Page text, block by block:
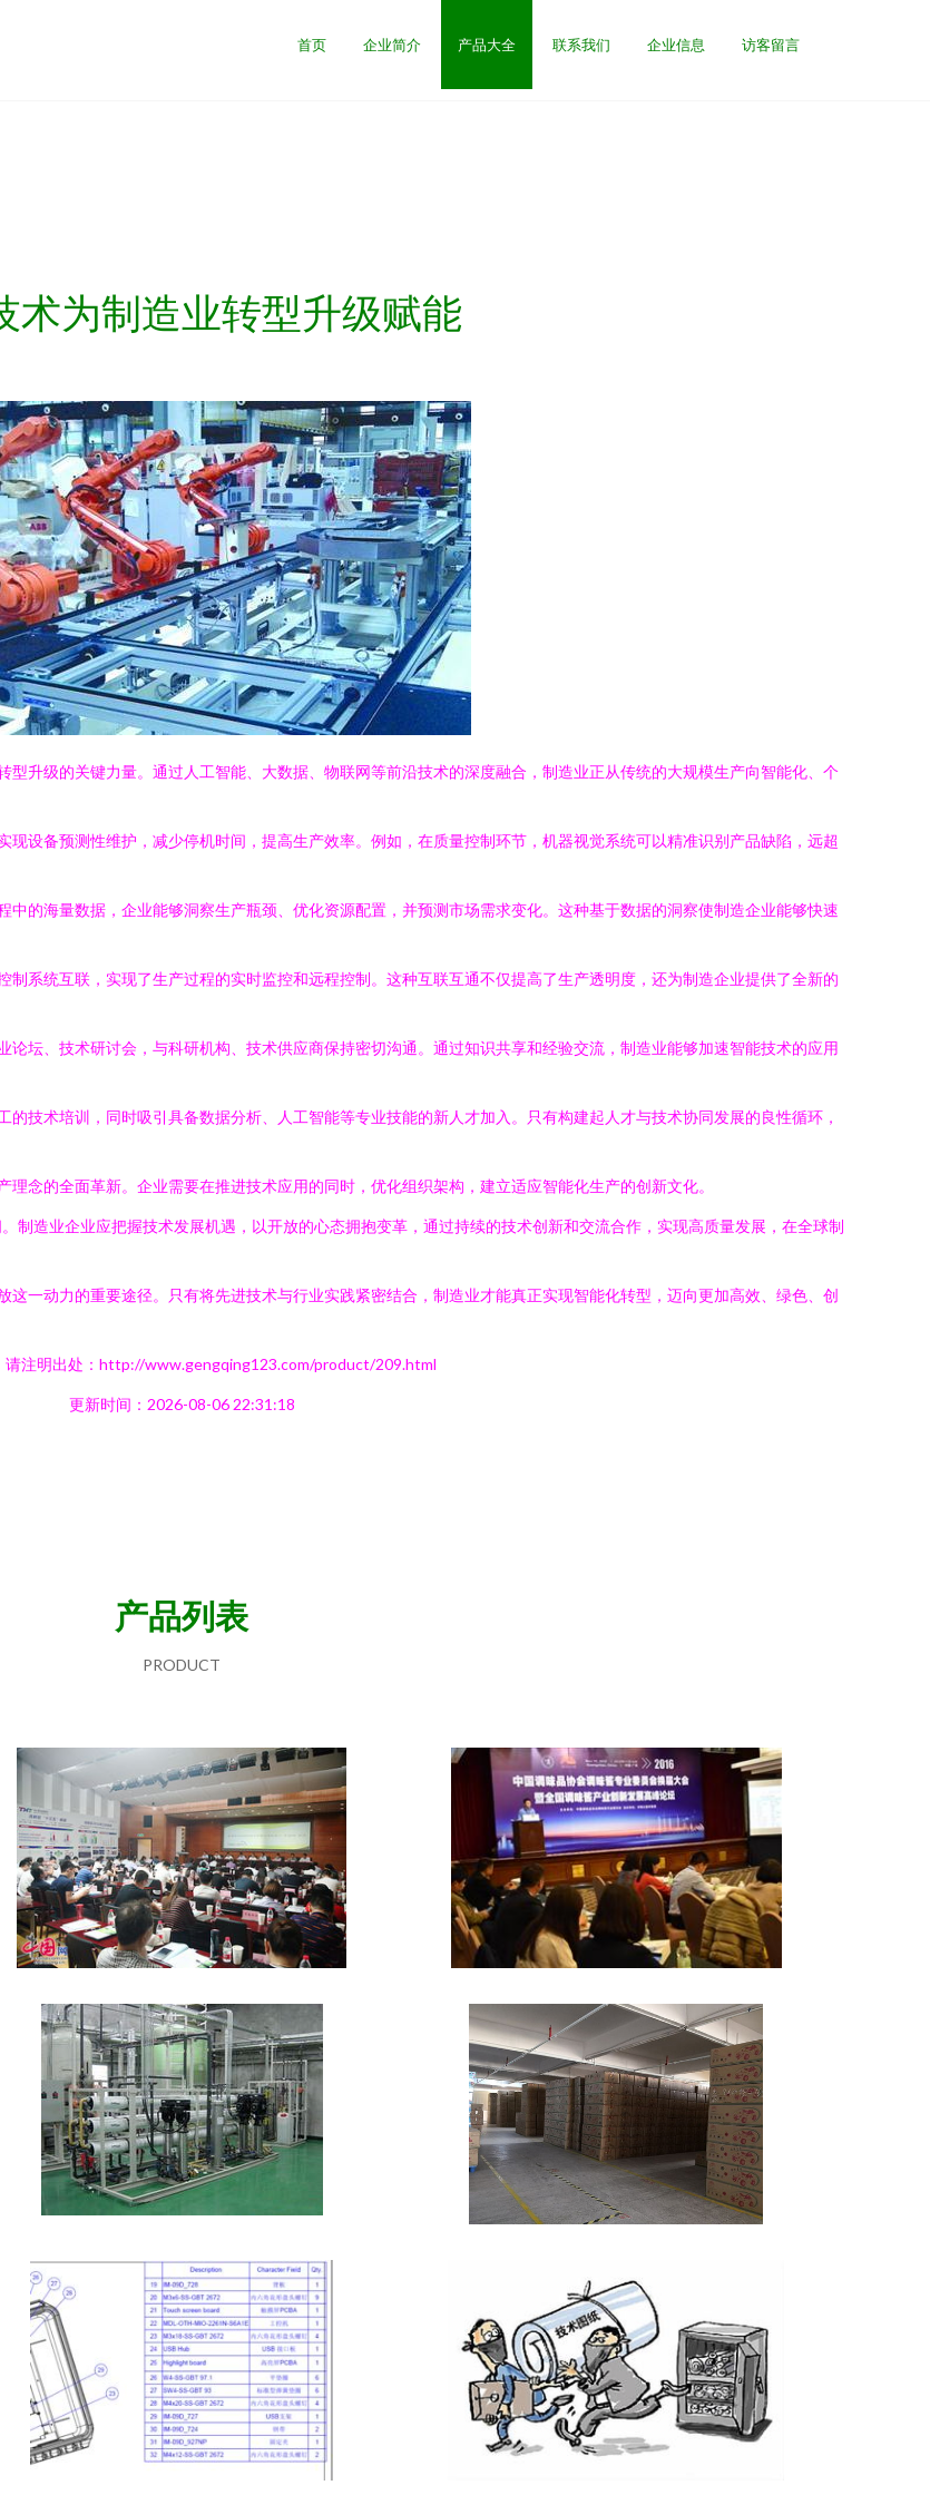
首页 企业简介 产品大全 联系我们 企业信息 访客留言
术为制造业转型升级赋能
升级的关键力量。通过人工智能、大数据、物联网等前沿技术的深度融合，制造业正从传统的大规模生产向智能化、个
设备预测性维护，减少停机时间，提高生产效率。例如，在质量控制环节，机器视觉系统可以精准识别产品缺陷，远超
的海量数据，企业能够洞察生产瓶颈、优化资源配置，并预测市场需求变化。这种基于数据的洞察使制造企业能够快速
系统互联，实现了生产过程的实时监控和远程控制。这种互联互通不仅提高了生产透明度，还为制造企业提供了全新的
坛、技术研讨会，与科研机构、技术供应商保持密切沟通。通过知识共享和经验交流，制造业能够加速智能技术的应用
技术培训，同时吸引具备数据分析、人工智能等专业技能的新人才加入。只有构建起人才与技术协同发展的良性循环，
念的全面革新。企业需要在推进技术应用的同时，优化组织架构，建立适应智能化生产的创新文化。
制造业企业应把握技术发展机遇，以开放的心态拥抱变革，通过持续的技术创新和交流合作，实现高质量发展，在全球制
一动力的重要途径。只有将先进技术与行业实践紧密结合，制造业才能真正实现智能化转型，迈向更加高效、绿色、创
请注明出处：http://www.gengqing123.com/product/209.html
更新时间：2026-08-06 22:31:18
产品列表
PRODUCT